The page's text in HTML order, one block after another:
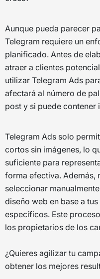
Aunque pueda parecer
Telegram requiere un
planificado. Antes de
atraer a clientes
utilizar Telegram Ads
afectará al número de
post y si puede contener
Telegram Ads solo
cortos sin imágenes, lo
suficiente para
forma efectiva. Además,
seleccionar
diseño web en base a
específicos. Este
los propietarios de los
¿Quieres agilizar tu
obtener los mejores